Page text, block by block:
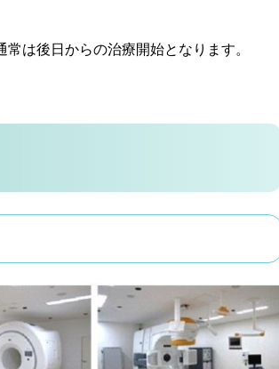
は後日からの治療開始となります。